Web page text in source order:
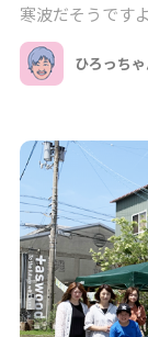
寒波だそうです
ひろっち